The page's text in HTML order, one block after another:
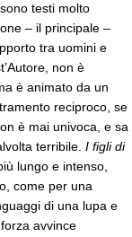
testi molto
– il principale –
tra uomini e
non è
è animato da un
reciproco, se
è mai univoca, e sa
terribile. I figli di
lungo e intenso,
come per una
di una lupa e
avvince